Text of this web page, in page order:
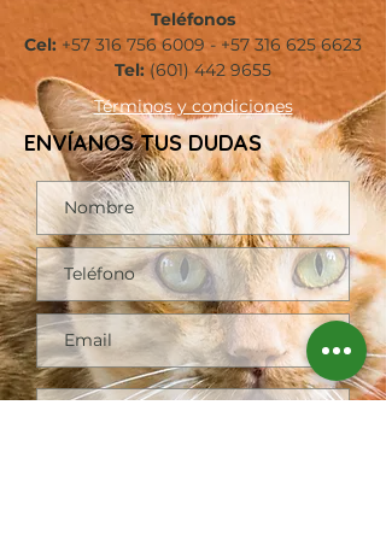
Teléfonos
Cel: +57 316 756 6009 - +57 316 625 6623
Tel: (601) 442 9655
Términosy condiciones
ENVÍANOS TUS DUDAS